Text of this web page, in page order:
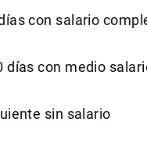
con salario
días con medio
sin salario